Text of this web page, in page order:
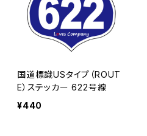
国道標識USタイプ（ROUT
E）ステッカー 622号線
¥440